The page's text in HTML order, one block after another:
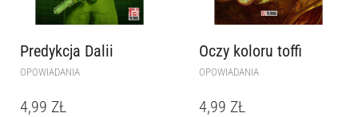
Predykcja Dalii
OPOWIADANIA
4,99 ZŁ
Oczy koloru toffi
OPOWIADANIA
4,99 ZŁ